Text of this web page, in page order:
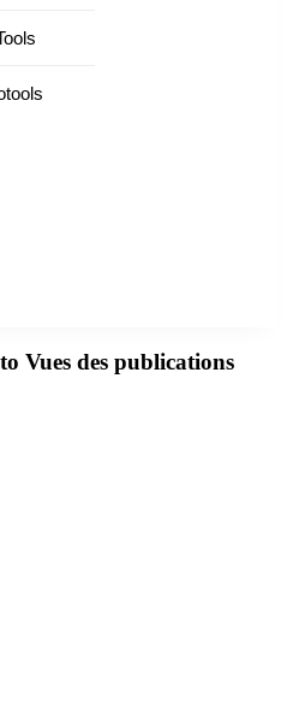
Vues des publications